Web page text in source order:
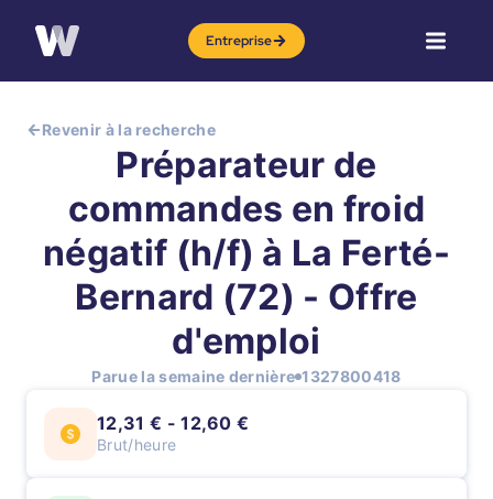
Entreprise
Revenir à la recherche
Préparateur de
commandes en froid
négatif (h/f) à La Ferté-
Bernard (72) - Offre
d'emploi
Parue la semaine dernière 1327800418
12,31 € - 12,60 €
Brut/heure